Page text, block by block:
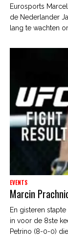
Eurosports
de Nederlander
lang te wachten
EVENTS
Marcin
En gisteren
in voor de 8ste
Petrino (8-0-0)